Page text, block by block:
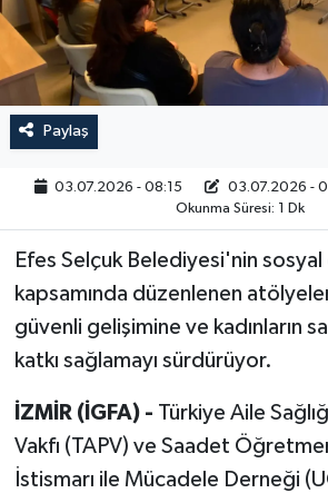
Paylaş
03.07.2026 - 08:15 03.07.2026 -
Okunma Süresi: 1 Dk
Efes Selçuk Belediyesi'nin
kapsamında düzenlenen
güvenli gelişimine ve kadınların
katkı sağlamayı sürdürüyor.
İZMİR (İGFA) - Türkiye Aile
Vakfı (TAPV) ve Saadet
İstismarı ile Mücadele Derneği
RESMİ İLAN